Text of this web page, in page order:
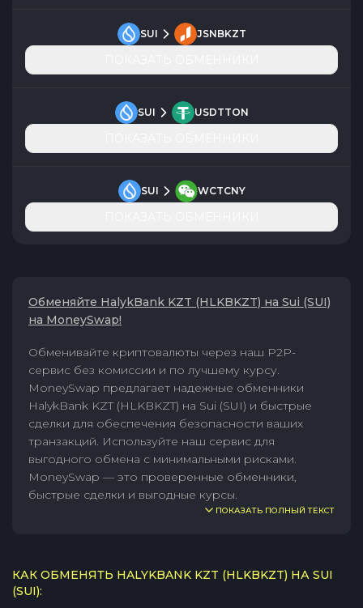
SUI JSNBKZT
SUI USDTTON
SUI WCTCNY
Обменяйте HalykBank KZT (HLKBKZT) на Sui (SUI)
на MoneySwap!
Обменивайте криптовалюты через наш P2P-
сервис без комиссии и по лучшему курсу.
MoneySwap предлагает надежные обменники
HalykBank KZT (HLKBKZT) на Sui (SUI) и быстрые
сделки для обеспечения безопасности ваших
транзакций. Используйте наш сервис для
выгодного обмена с минимальными рисками.
MoneySwap — это проверенные обменники,
быстрые сделки и выгодные курсы.
ПОКАЗАТЬ ПОЛНЫЙ ТЕКСТ
КАК ОБМЕНЯТЬ HALYKBANK KZT (HLKBKZT) НА SUI
(SUI):